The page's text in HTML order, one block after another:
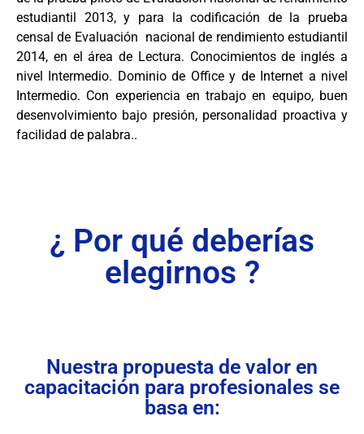
estudiantil 2013, y para la codificación de la prueba
censal de Evaluación nacional de rendimiento estudiantil
2014, en el área de Lectura. Conocimientos de inglés a
nivel Intermedio. Dominio de Office y de Internet a nivel
Intermedio. Con experiencia en trabajo en equipo, buen
desenvolvimiento bajo presión, personalidad proactiva y
facilidad de palabra..
¿ Por qué deberías
elegirnos ?
Nuestra propuesta de valor en
capacitación para profesionales se
basa en: